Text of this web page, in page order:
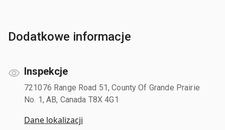
Dodatkowe informacje
Inspekcje
721076 Range Road 51, County Of Grande Prairie
No. 1, AB, Canada T8X 4G1
Dane lokalizacji